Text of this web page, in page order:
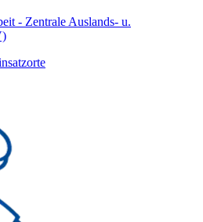
- Zentrale Auslands- u.